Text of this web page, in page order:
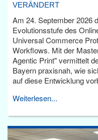
VERÄNDERT
Am 24. September 2026
Evolutionsstufe des
Universal Commerce
Workflows. Mit der
Agentic Print" vermittelt
Bayern praxisnah, wie
auf diese Entwicklung
Weiterlesen...